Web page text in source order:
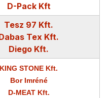
D-Pack Kft
Tesz 97 Kft.
Tex Kft.
Diego Kft.
KING STONE Kft.
Bor Imréné
D-MEAT Kft.